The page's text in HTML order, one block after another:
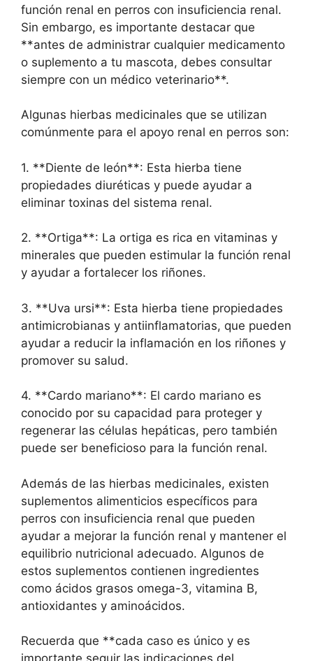
función renal en perros con insuficiencia renal.
Sin embargo, es importante destacar que
**antes de administrar cualquier medicamento
o suplemento a tu mascota, debes consultar
siempre con un médico veterinario**.
Algunas hierbas medicinales que se utilizan
comúnmente para el apoyo renal en perros son:
1. **Diente de león**: Esta hierba tiene
propiedades diuréticas y puede ayudar a
eliminar toxinas del sistema renal.
2. **Ortiga**: La ortiga es rica en vitaminas y
minerales que pueden estimular la función renal
y ayudar a fortalecer los riñones.
3. **Uva ursi**: Esta hierba tiene propiedades
antimicrobianas y antiinflamatorias, que pueden
ayudar a reducir la inflamación en los riñones y
promover su salud.
4. **Cardo mariano**: El cardo mariano es
conocido por su capacidad para proteger y
regenerar las células hepáticas, pero también
puede ser beneficioso para la función renal.
Además de las hierbas medicinales, existen
suplementos alimenticios específicos para
perros con insuficiencia renal que pueden
ayudar a mejorar la función renal y mantener el
equilibrio nutricional adecuado. Algunos de
estos suplementos contienen ingredientes
como ácidos grasos omega-3, vitamina B,
antioxidantes y aminoácidos.
Recuerda que **cada caso es único y es